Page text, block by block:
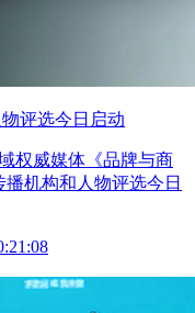
评选今日启动
权威媒体《品牌与商
机构和人物评选今日